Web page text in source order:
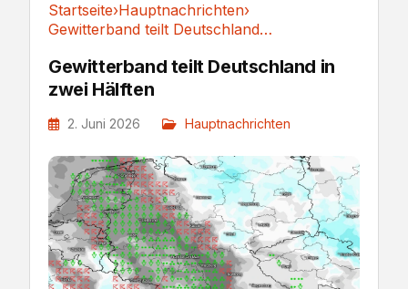
Startseite›Hauptnachrichten›
Gewitterband teilt Deutschland in zwei Hälften
Gewitterband teilt Deutschland in
zwei Hälften
2. Juni 2026 Hauptnachrichten